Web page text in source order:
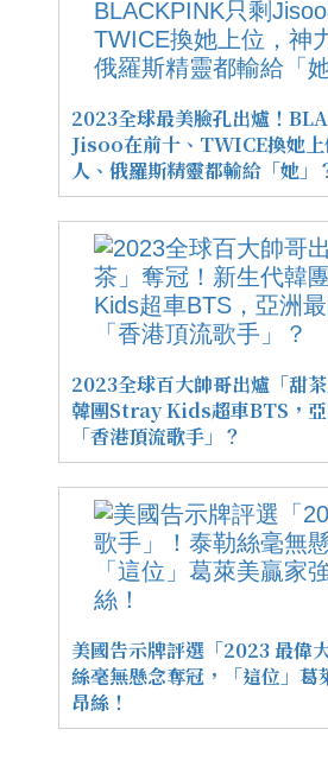
2023全球最美臉孔出爐！
Jisoo在前十、TWICE換她上
人、俄羅斯精靈都輸給「她」
2023全球百大帥哥出爐「甜
韓團Stray Kids超車BTS，亞
「香港頂流歌手」？
美國告示牌評選「2023 最偉
絲毫無懸念奪冠，「這位」葛
昂絲！